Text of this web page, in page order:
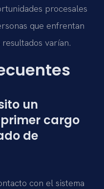
procesales
que enfrentan
varían.
un
cargo
de
con el sistema